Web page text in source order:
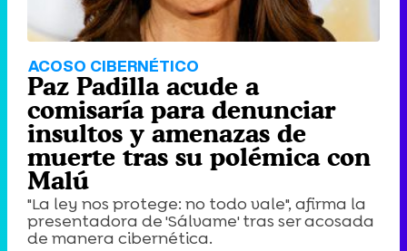
ACOSO CIBERNÉTICO
Paz Padilla acude a
comisaría para denunciar
insultos y amenazas de
muerte tras su polémica con
Malú
"La ley nos protege: no todo vale", afirma la
presentadora de 'Sálvame' tras ser acosada
de manera cibernética.